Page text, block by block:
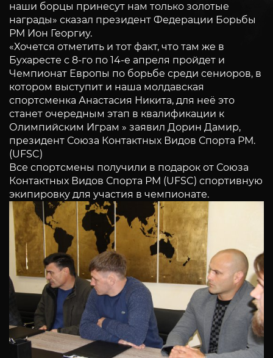
наши борцы принесут нам только золотые
награды» сказал президент Федерации Борьбы
РМ Ион Георгиу.
«Хочется отметить и тот факт, что там же в
Бухаресте с 8-го по 14-е апреля пройдет и
Чемпионат Европы по борьбе среди сениоров, в
котором выступит и наша молдавская
спортсменка Анастасия Никита, для неё это
станет очередным этап в квалификации к
Олимпийским Играм » заявил Дорин Дамир,
президент Союза Контактных Видов Спорта РМ.
(UFSC)
Все спортсмены получили в подарок от Союза
Контактных Видов Спорта РМ (UFSC) спортивную
экипировку для участия в чемпионате.